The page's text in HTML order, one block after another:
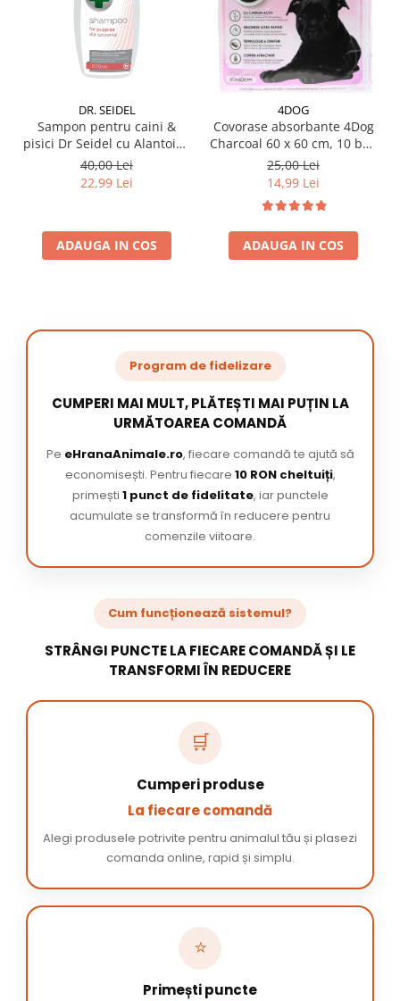
DR. SEIDEL
Sampon pentru caini &
pisici Dr Seidel cu Alantoina
220 ml
40,00 Lei
22,99 Lei
ADAUGA IN COS
4DOG
Covorase absorbante 4Dog
Charcoal 60 x 60 cm, 10 buc
/ pachet
25,00 Lei
14,99 Lei
ADAUGA IN COS
Program de fidelizare
CUMPERI MAI MULT, PLĂTEȘTI MAI PUȚIN LA
URMĂTOAREA COMANDĂ
Pe eHranaAnimale.ro, fiecare comandă te ajută să
economisești. Pentru fiecare 10 RON cheltuiți,
primești 1 punct de fidelitate, iar punctele
acumulate se transformă în reducere pentru
comenzile viitoare.
Cum funcționează sistemul?
STRÂNGI PUNCTE LA FIECARE COMANDĂ ȘI LE
TRANSFORMI ÎN REDUCERE
🛒
Cumperi produse
La fiecare comandă
Alegi produsele potrivite pentru animalul tău și plasezi
comanda online, rapid și simplu.
⭐
Primești puncte